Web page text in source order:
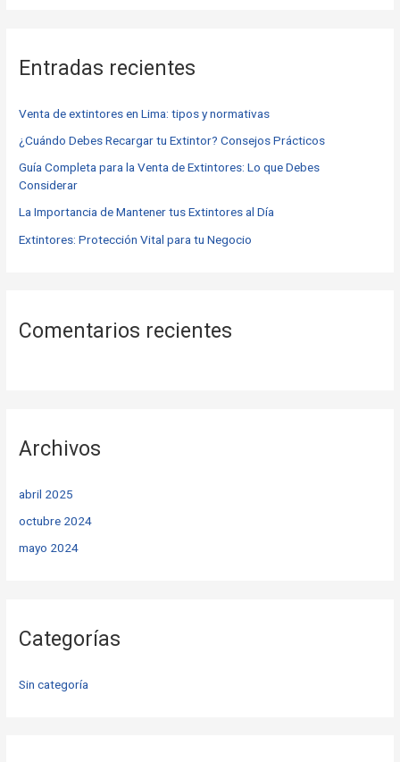
a
p
o
r
:
Entradas recientes
Venta de extintores en Lima: tipos y normativas
¿Cuándo Debes Recargar tu Extintor? Consejos Prácticos
Guía Completa para la Venta de Extintores: Lo que Debes
Considerar
La Importancia de Mantener tus Extintores al Día
Extintores: Protección Vital para tu Negocio
Comentarios recientes
Archivos
abril 2025
octubre 2024
mayo 2024
Categorías
Sin categoría